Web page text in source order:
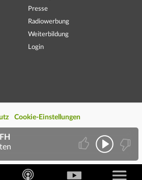
Presse
Radiowerbung
Weiterbildung
Login
Cookie-Einstellungen